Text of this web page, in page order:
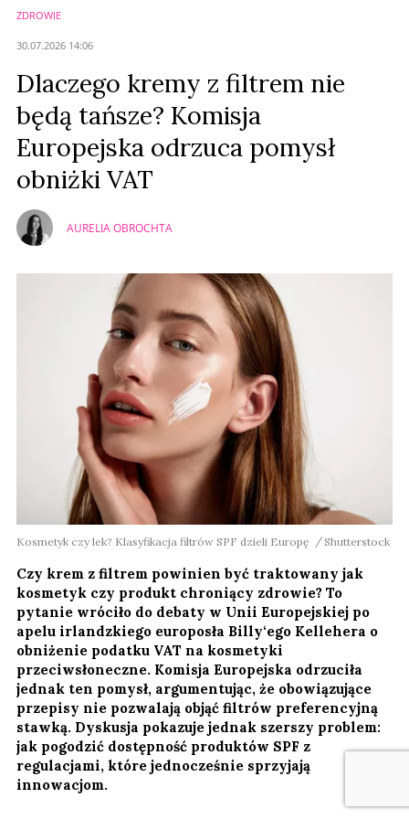
ZDROWIE
30.07.2026 14:06
Dlaczego kremy z filtrem nie
będą tańsze? Komisja
Europejska odrzuca pomysł
obniżki VAT
AURELIA OBROCHTA
Kosmetyk czy lek? Klasyfikacja filtrów SPF dzieli Europę Shutterstock
Czy krem z filtrem powinien być traktowany jak
kosmetyk czy produkt chroniący zdrowie? To
pytanie wróciło do debaty w Unii Europejskiej po
apelu irlandzkiego europosła Billy‘ego Kellehera o
obniżenie podatku VAT na kosmetyki
przeciwsłoneczne. Komisja Europejska odrzuciła
jednak ten pomysł, argumentując, że obowiązujące
przepisy nie pozwalają objąć filtrów preferencyjną
stawką. Dyskusja pokazuje jednak szerszy problem:
jak pogodzić dostępność produktów SPF z
regulacjami, które jednocześnie sprzyjają
innowacjom.